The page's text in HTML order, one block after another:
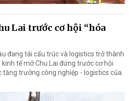
Lai trước cơ hội “hóa
đang tái cấu trúc và logistics trở thành
tế mở Chu Lai đứng trước cơ hội
trưởng công nghiệp - logistics của